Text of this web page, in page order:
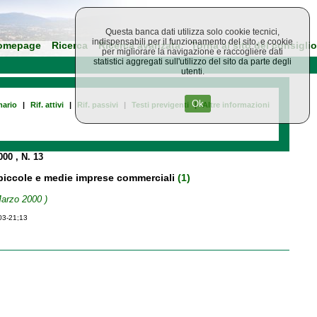
Ricerca Ricerca avanzata Torna al sito del consiglio
| Rif. attivi | Rif. passivi | Testi previgenti | Altre informazioni
, N. 13
e medie imprese commerciali (1)
2000 )
21;13
Questa banca dati utilizza solo cookie tecnici,
indispensabili per il funzionamento del sito, e cookie
per migliorare la navigazione e raccogliere dati
statistici aggregati sull'utilizzo del sito da parte degli
utenti.
Ok